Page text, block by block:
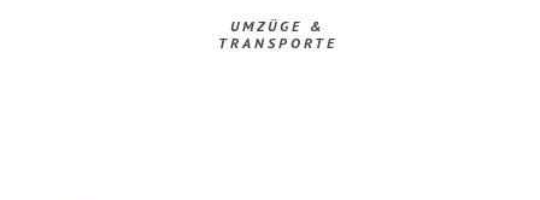
UMZÜGE &
TRANSPORTE